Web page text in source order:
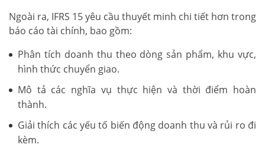
Ngoài ra, IFRS 15 yêu cầu thuyết minh chi tiết hơn trong
báo cáo tài chính, bao gồm:
Phân tích doanh thu theo dòng sản phẩm, khu vực,
hình thức chuyển giao.
Mô tả các nghĩa vụ thực hiện và thời điểm hoàn
thành.
Giải thích các yếu tố biến động doanh thu và rủi ro đi
kèm.